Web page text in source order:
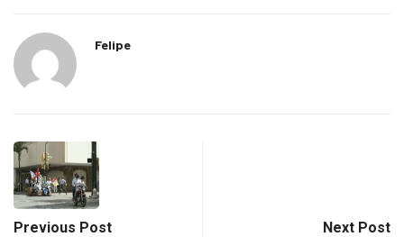
Felipe
Previous Post Next Post